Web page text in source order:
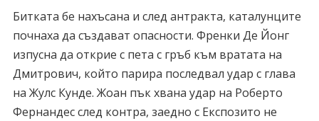
Битката бе нахъсана и след антракта, каталунците
почнаха да създават опасности. Френки Де Йонг
изпусна да открие с пета с гръб към вратата на
Дмитрович, който парира последвал удар с глава
на Жулс Кунде. Жоан пък хвана удар на Роберто
Фернандес след контра, заедно с Експозито не